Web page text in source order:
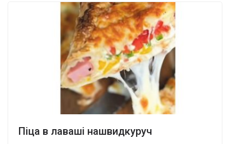
Піца в лаваші нашвидкуруч